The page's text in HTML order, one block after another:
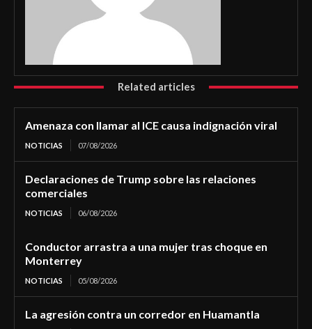
Related articles
Amenaza con llamar al ICE causa indignación viral
NOTICIAS 07/08/2026
Declaraciones de Trump sobre las relaciones
comerciales
NOTICIAS 06/08/2026
Conductor arrastra a una mujer tras choque en
Monterrey
NOTICIAS 05/08/2026
La agresión contra un corredor en Huamantla